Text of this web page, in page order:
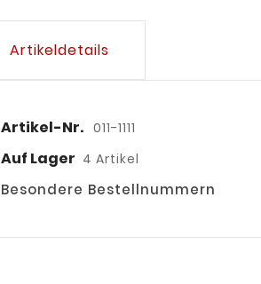
Artikeldetails
Artikel-Nr. 011-1111
Auf Lager 4 Artikel
Besondere Bestellnummern